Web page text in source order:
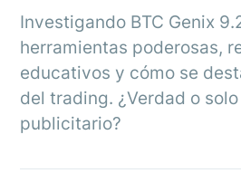
Investigando BTC Genix
herramientas poderosas,
educativos y cómo se
del trading. ¿Verdad o
publicitario?